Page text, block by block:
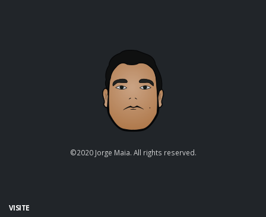
©2020 Jorge Maia. All rights reserved.
VISITE